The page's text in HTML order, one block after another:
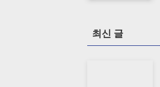
최신 글